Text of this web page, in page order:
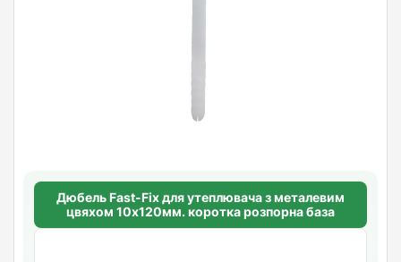
Дюбель Fast-Fix для утеплювача з металевим
цвяхом 10х120мм. коротка розпорна база